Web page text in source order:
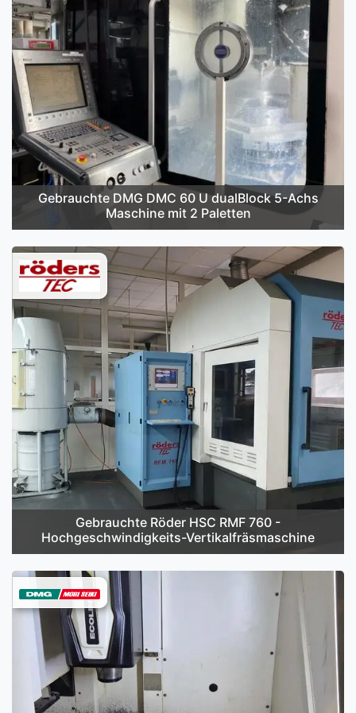
Gebrauchte DMG DMC 60 U dualBlock 5-Achs
Maschine mit 2 Paletten
Gebrauchte Röder HSC RMF 760 -
Hochgeschwindigkeits-Vertikalfräsmaschine